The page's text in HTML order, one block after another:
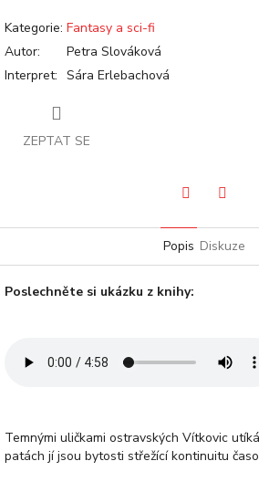
Kategorie: Fantasy a sci-fi
Autor:
Petra Slováková
Interpret: Sára Erlebachová
ZEPTAT SE
Popis Diskuze
Poslechněte si ukázku z knihy:
Temnými uličkami ostravských Vítkovic
patách jí jsou bytosti střežící kontinuitu